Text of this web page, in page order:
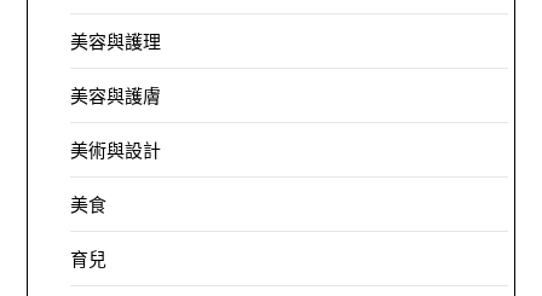
美容與護理
美容與護膚
美術與設計
美食
育兒